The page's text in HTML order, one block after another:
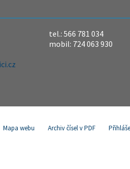
tel.: 566 781 034
mobil: 724 063 930
Mapa webu Archiv čísel v PDF